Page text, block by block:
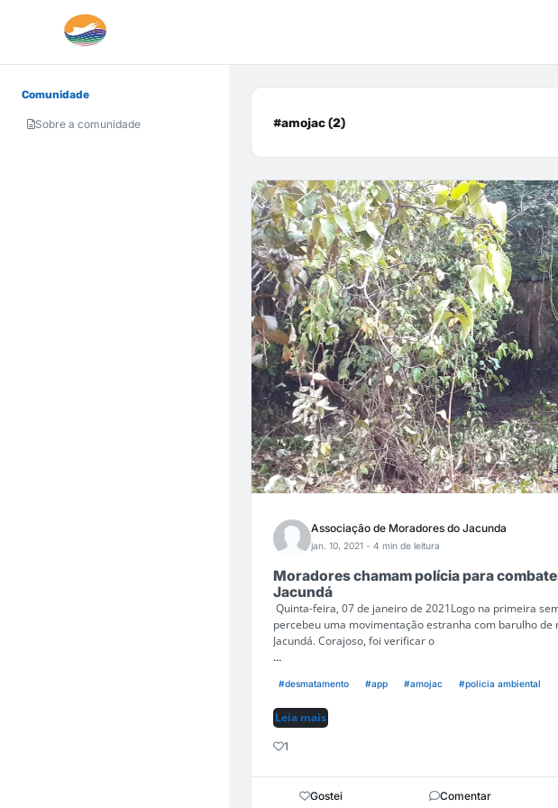
Comunidade
Sobre a comunidade #amojac (2)
Associação de Moradores do Jacunda
jan. 10, 2021 - 4 min de leitura
Moradores chamam polícia para
Jacundá
Quinta-feira, 07 de janeiro de 2021Logo na primeira
percebeu uma movimentação estranha com barulho
Jacundá. Corajoso, foi verificar o
...
#desmatamento #app #amojac #policia ambiental
Leia mais
1
Gostei Comentar